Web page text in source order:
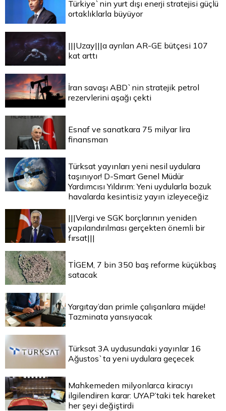
Türkiye`nin yurt dışı enerji stratejisi güçlü
ortaklıklarla büyüyor
|||Uzay|||a ayrılan AR-GE bütçesi 107
kat arttı
İran savaşı ABD`nin stratejik petrol
rezervlerini aşağı çekti
Esnaf ve sanatkara 75 milyar lira
finansman
Türksat yayınları yeni nesil uydulara
taşınıyor! D-Smart Genel Müdür
Yardımcısı Yıldırım: Yeni uydularla bozuk
havalarda kesintisiz yayın izleyeceğiz
|||Vergi ve SGK borçlarının yeniden
yapılandırılması gerçekten önemli bir
fırsat|||
TİGEM, 7 bin 350 baş reforme küçükbaş
satacak
Yargıtay’dan primle çalışanlara müjde!
Tazminata yansıyacak
Türksat 3A uydusundaki yayınlar 16
Ağustos`ta yeni uydulara geçecek
Mahkemeden milyonlarca kiracıyı
ilgilendiren karar: UYAP’taki tek hareket
her şeyi değiştirdi